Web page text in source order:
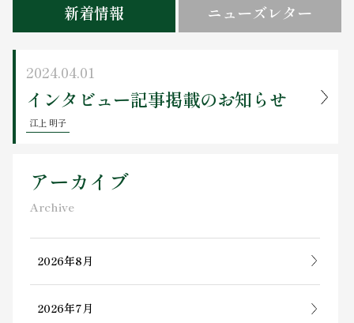
新着情報 ニューズレター
2024.04.01
インタビュー記事掲載のお知らせ
江上 明子
アーカイブ
Archive
2026年8月
2026年7月
お問い合わせ